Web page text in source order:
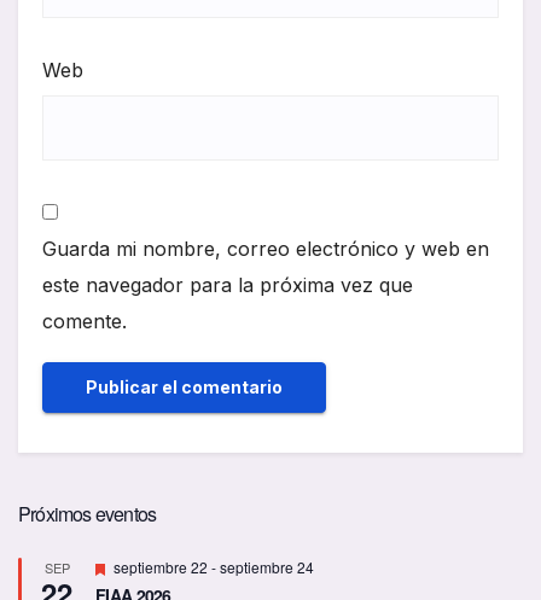
Web
Guarda mi nombre, correo electrónico y web en
este navegador para la próxima vez que
comente.
Próximos eventos
SEP
D
e
septiembre 22 -septiembre 24